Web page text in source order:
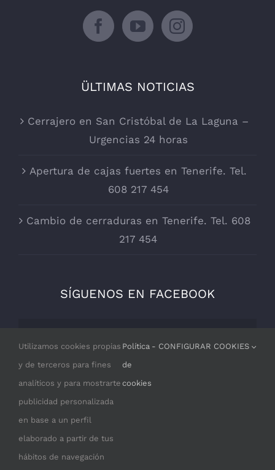
ÜLTIMAS NOTICIAS
Cerrajero en San Cristóbal de La Laguna –
Urgencias 24 horas
Apertura de cajas fuertes en Tenerife. Tel.
608 217 454
Cambio de cerraduras en Tenerife. Tel. 608
217 454
SÍGUENOS EN FACEBOOK
Por razones de privacidad Facebook
necesita tu permiso para cargarse.
Utilizamos cookies propias
y de terceros para fines
analíticos y para mostrarte
publicidad personalizada
en base a un perfil
elaborado a partir de tus
hábitos de navegación
Política
de
cookies
- CONFIGURAR COOKIES